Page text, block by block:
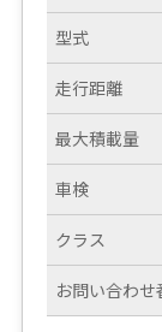
型式
走行距離
最大積載量
車検
クラス
お問い合わせ